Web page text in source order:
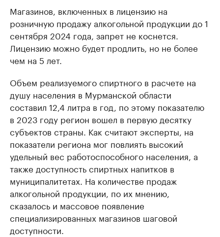
Магазинов, включенных в лицензию на
розничную продажу алкогольной продукции до 1
сентября 2024 года, запрет не коснется.
Лицензию можно будет продлить, но не более
чем на 5 лет.
Объем реализуемого спиртного в расчете на
душу населения в Мурманской области
составил 12,4 литра в год, по этому показателю
в 2023 году регион вошел в первую десятку
субъектов страны. Как считают эксперты, на
показатели региона мог повлиять высокий
удельный вес работоспособного населения, а
также доступность спиртных напитков в
муниципалитетах. На количестве продаж
алкогольной продукции, по их мнению,
сказалось и массовое появление
специализированных магазинов шаговой
доступности.